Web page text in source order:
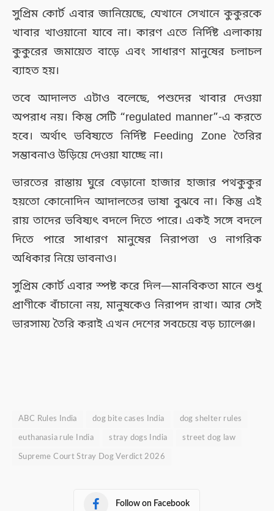
সুপ্রিম কোর্ট এবার জানিয়েছে, যেখানে সেখানে কুকুরকে
খাবার খাওয়ানো যাবে না। কারণ এতে নির্দিষ্ট এলাকায়
কুকুরের জমায়েত বাড়ে এবং সাধারণ মানুষের চলাচল
ব্যাহত হয়।
তবে আদালত এটাও বলেছে, পশুদের খাবার দেওয়া
অপরাধ নয়। কিন্তু সেটি “regulated manner”-এ করতে
হবে। অর্থাৎ ভবিষ্যতে নির্দিষ্ট Feeding Zone তৈরির
সম্ভাবনাও উড়িয়ে দেওয়া যাচ্ছে না।
ভারতের রাস্তায় ঘুরে বেড়ানো হাজার হাজার পথকুকুর
হয়তো কোনোদিন আদালতের ভাষা বুঝবে না। কিন্তু এই
রায় তাদের ভবিষ্যৎ বদলে দিতে পারে। একই সঙ্গে বদলে
দিতে পারে সাধারণ মানুষের নিরাপত্তা ও নাগরিক
অধিকার নিয়ে ভাবনাও।
সুপ্রিম কোর্ট এবার স্পষ্ট করে দিল—মানবিকতা মানে শুধু
প্রাণীকে বাঁচানো নয়, মানুষকেও নিরাপদ রাখা। আর সেই
ভারসাম্য তৈরি করাই এখন দেশের সবচেয়ে বড় চ্যালেঞ্জ।
ABC Rules India dog bite cases India dog shelter rules
euthanasia rule India stray dogs India street dog law
Supreme Court Stray Dog Verdict 2026
Follow on Facebook